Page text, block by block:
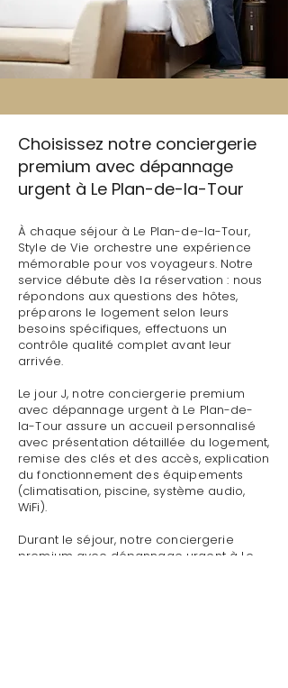
Choisissez notre conciergerie
premium avec dépannage
urgent à Le Plan-de-la-Tour
À chaque séjour à Le Plan-de-la-Tour,
Style de Vie orchestre une expérience
mémorable pour vos voyageurs. Notre
service débute dès la réservation : nous
répondons aux questions des hôtes,
préparons le logement selon leurs
besoins spécifiques, effectuons un
contrôle qualité complet avant leur
arrivée.
Le jour J, notre conciergerie premium
avec dépannage urgent à Le Plan-de-
la-Tour assure un accueil personnalisé
avec présentation détaillée du logement,
remise des clés et des accès, explication
du fonctionnement des équipements
(climatisation, piscine, système audio,
WiFi).
Durant le séjour, notre conciergerie
premium avec dépannage urgent à Le